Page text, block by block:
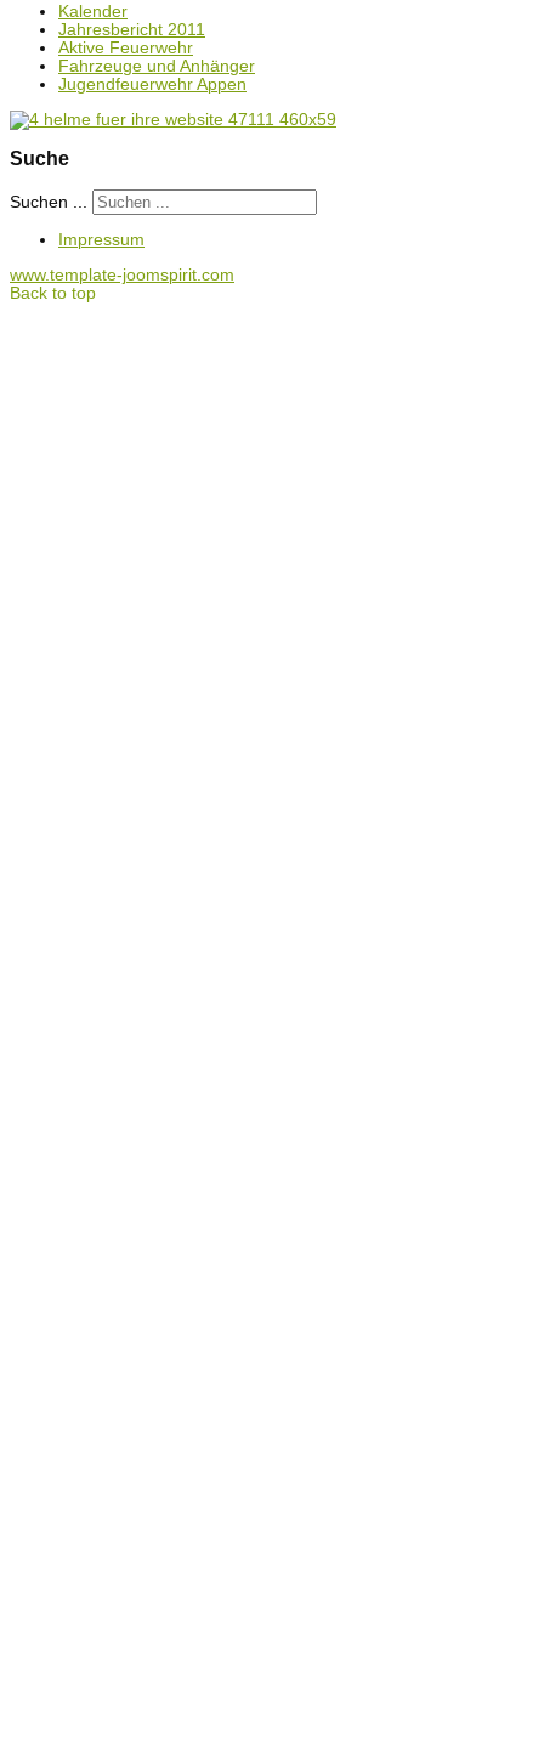
Kalender
Jahresbericht 2011
Aktive Feuerwehr
Fahrzeuge und Anhänger
Jugendfeuerwehr Appen
Suche
Suchen ...
Impressum
www.template-joomspirit.com
Back to top